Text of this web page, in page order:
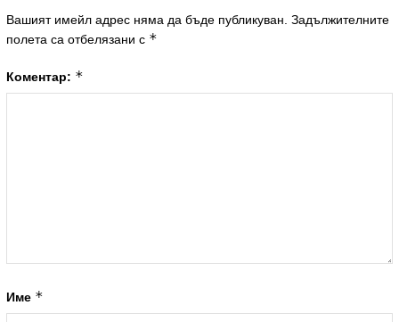
Вашият имейл адрес няма да бъде публикуван. Задължителните
полета са отбелязани с *
Коментар: *
Име *